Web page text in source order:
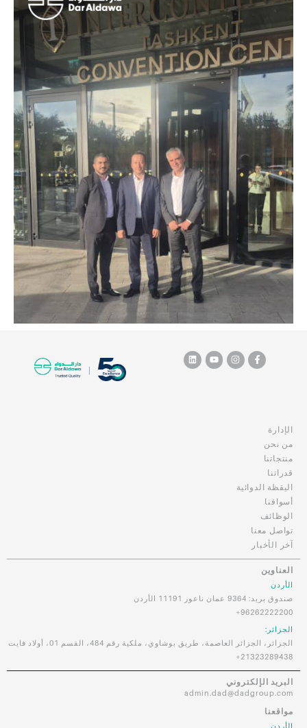
الإدارة
من نحن
منتجاتنا
قدراتنا
اليقظة الدوائية
أسواقنا
الوظائف
تواصل معنا
آخر الأخبار
العناوين
الأردن
صندوق بريد: 9364 عمان ناعور 11191 الأردن
96262222200+
الجزائر:
الجزائر، الجزائر العاصمة، طريق بوشاوي، ملكية رقم 484، القسم 01، أولاد فايت
21323289438+
البريد الإلكتروني
admin.dad@dadgroup.com
مواقعنا